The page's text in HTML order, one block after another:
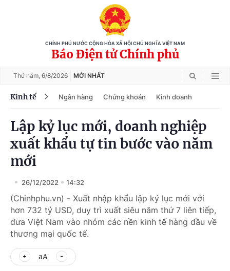
CHÍNH PHỦ NƯỚC CỘNG HÒA XÃ HỘI CHỦ NGHĨA VIỆT NAM
Báo Điện tử Chính phủ
Thứ năm, 6/8/2026 MỚI NHẤT
Kinh tế Ngân hàng Chứng khoán Kinh doanh
Lập kỷ lục mới, doanh nghiệp
xuất khẩu tự tin bước vào năm
mới
26/12/2022 14:32
(Chinhphu.vn) - Xuất nhập khẩu lập kỷ lục mới với
hơn 732 tỷ USD, duy trì xuất siêu năm thứ 7 liên tiếp,
đưa Việt Nam vào nhóm các nền kinh tế hàng đầu về
thương mại quốc tế.
aA